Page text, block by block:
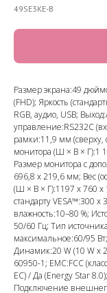
49SE3KE-B
Размер экрана:49
(FHD); Яркость
RGB, аудио, USB;
управление:RS232C
рамки:11,9 мм (сверху,
монитора (Ш × В × Г):1
Размер монитора с
696,8 x 219,6 мм; Вес
(Ш × В × Г):1197 x 760 x
стандарту VESA™:300
влажность:10–80 %;
50/60 Гц; Тип
максимальное:60/95
Динамик:20 W (10 W x
60950-1; EMC:FCC
ЕС) / Да (Energy Star
Подключение